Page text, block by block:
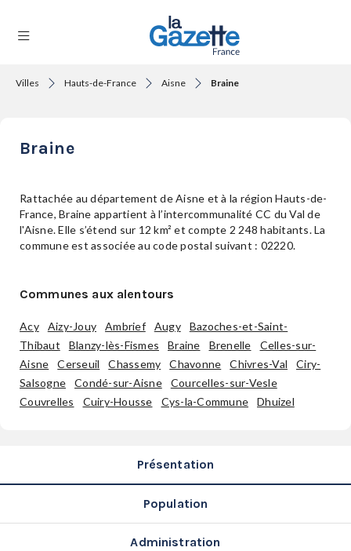
FORMATS
TENDANCES
SERVICES
LA
GAZETTE
Se
Villes Hauts-de-France Aisne Braine
Braine
Rattachée au département de Aisne et à la région Hauts-de-
France, Braine appartient à l’intercommunalité CC du Val de
l'Aisne. Elle s’étend sur 12 km² et compte 2 248 habitants. La
commune est associée au code postal suivant : 02220.
Communes aux alentours
Acy Aizy-Jouy Ambrief Augy
Bazoches-et-Saint-
Thibaut
Blanzy-lès-Fismes Braine Brenelle
Celles-sur-
Aisne
Cerseuil Chassemy Chavonne Chivres-Val
Ciry-
Salsogne
Condé-sur-Aisne
Courcelles-sur-Vesle
Couvrelles
Cuiry-Housse Cys-la-Commune Dhuizel
Présentation
Population
Administration